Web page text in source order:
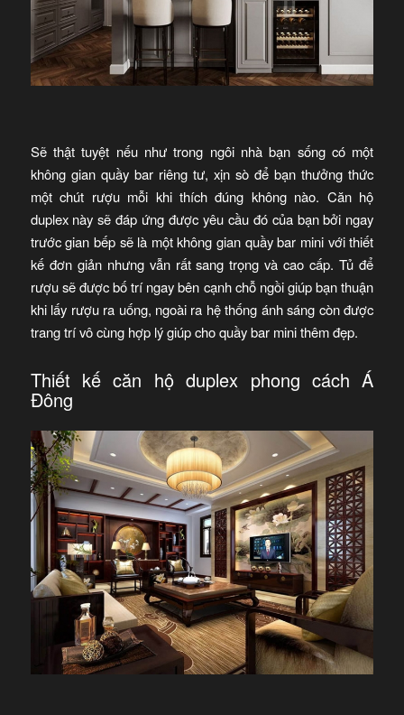
Sẽ thật tuyệt nếu như trong ngôi nhà bạn sống có một
không gian quầy bar riêng tư, xịn sò để bạn thưởng thức
một chút rượu mỗi khi thích đúng không nào. Căn hộ
duplex này sẽ đáp ứng được yêu cầu đó của bạn bởi ngay
trước gian bếp sẽ là một không gian quầy bar mini với thiết
kế đơn giản nhưng vẫn rất sang trọng và cao cấp. Tủ để
rượu sẽ được bố trí ngay bên cạnh chỗ ngồi giúp bạn thuận
khi lấy rượu ra uống, ngoài ra hệ thống ánh sáng còn được
trang trí vô cùng hợp lý giúp cho quầy bar mini thêm đẹp.
Thiết kế căn hộ duplex phong cách Á
Đông